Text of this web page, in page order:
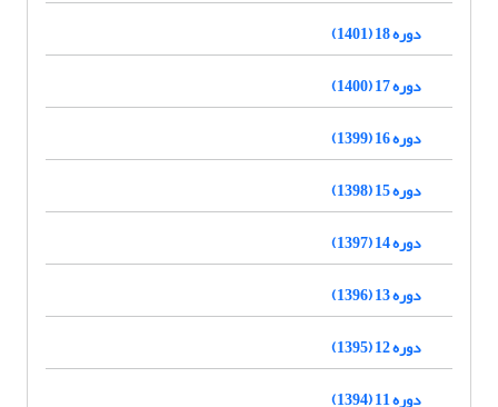
دوره 18 (1401)
دوره 17 (1400)
دوره 16 (1399)
دوره 15 (1398)
دوره 14 (1397)
دوره 13 (1396)
دوره 12 (1395)
دوره 11 (1394)